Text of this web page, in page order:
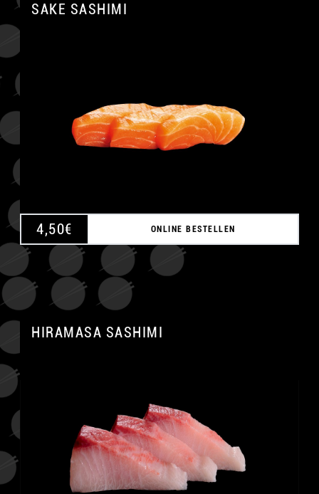
SAKE SASHIMI
4,50€ ONLINE BESTELLEN
HIRAMASA SASHIMI